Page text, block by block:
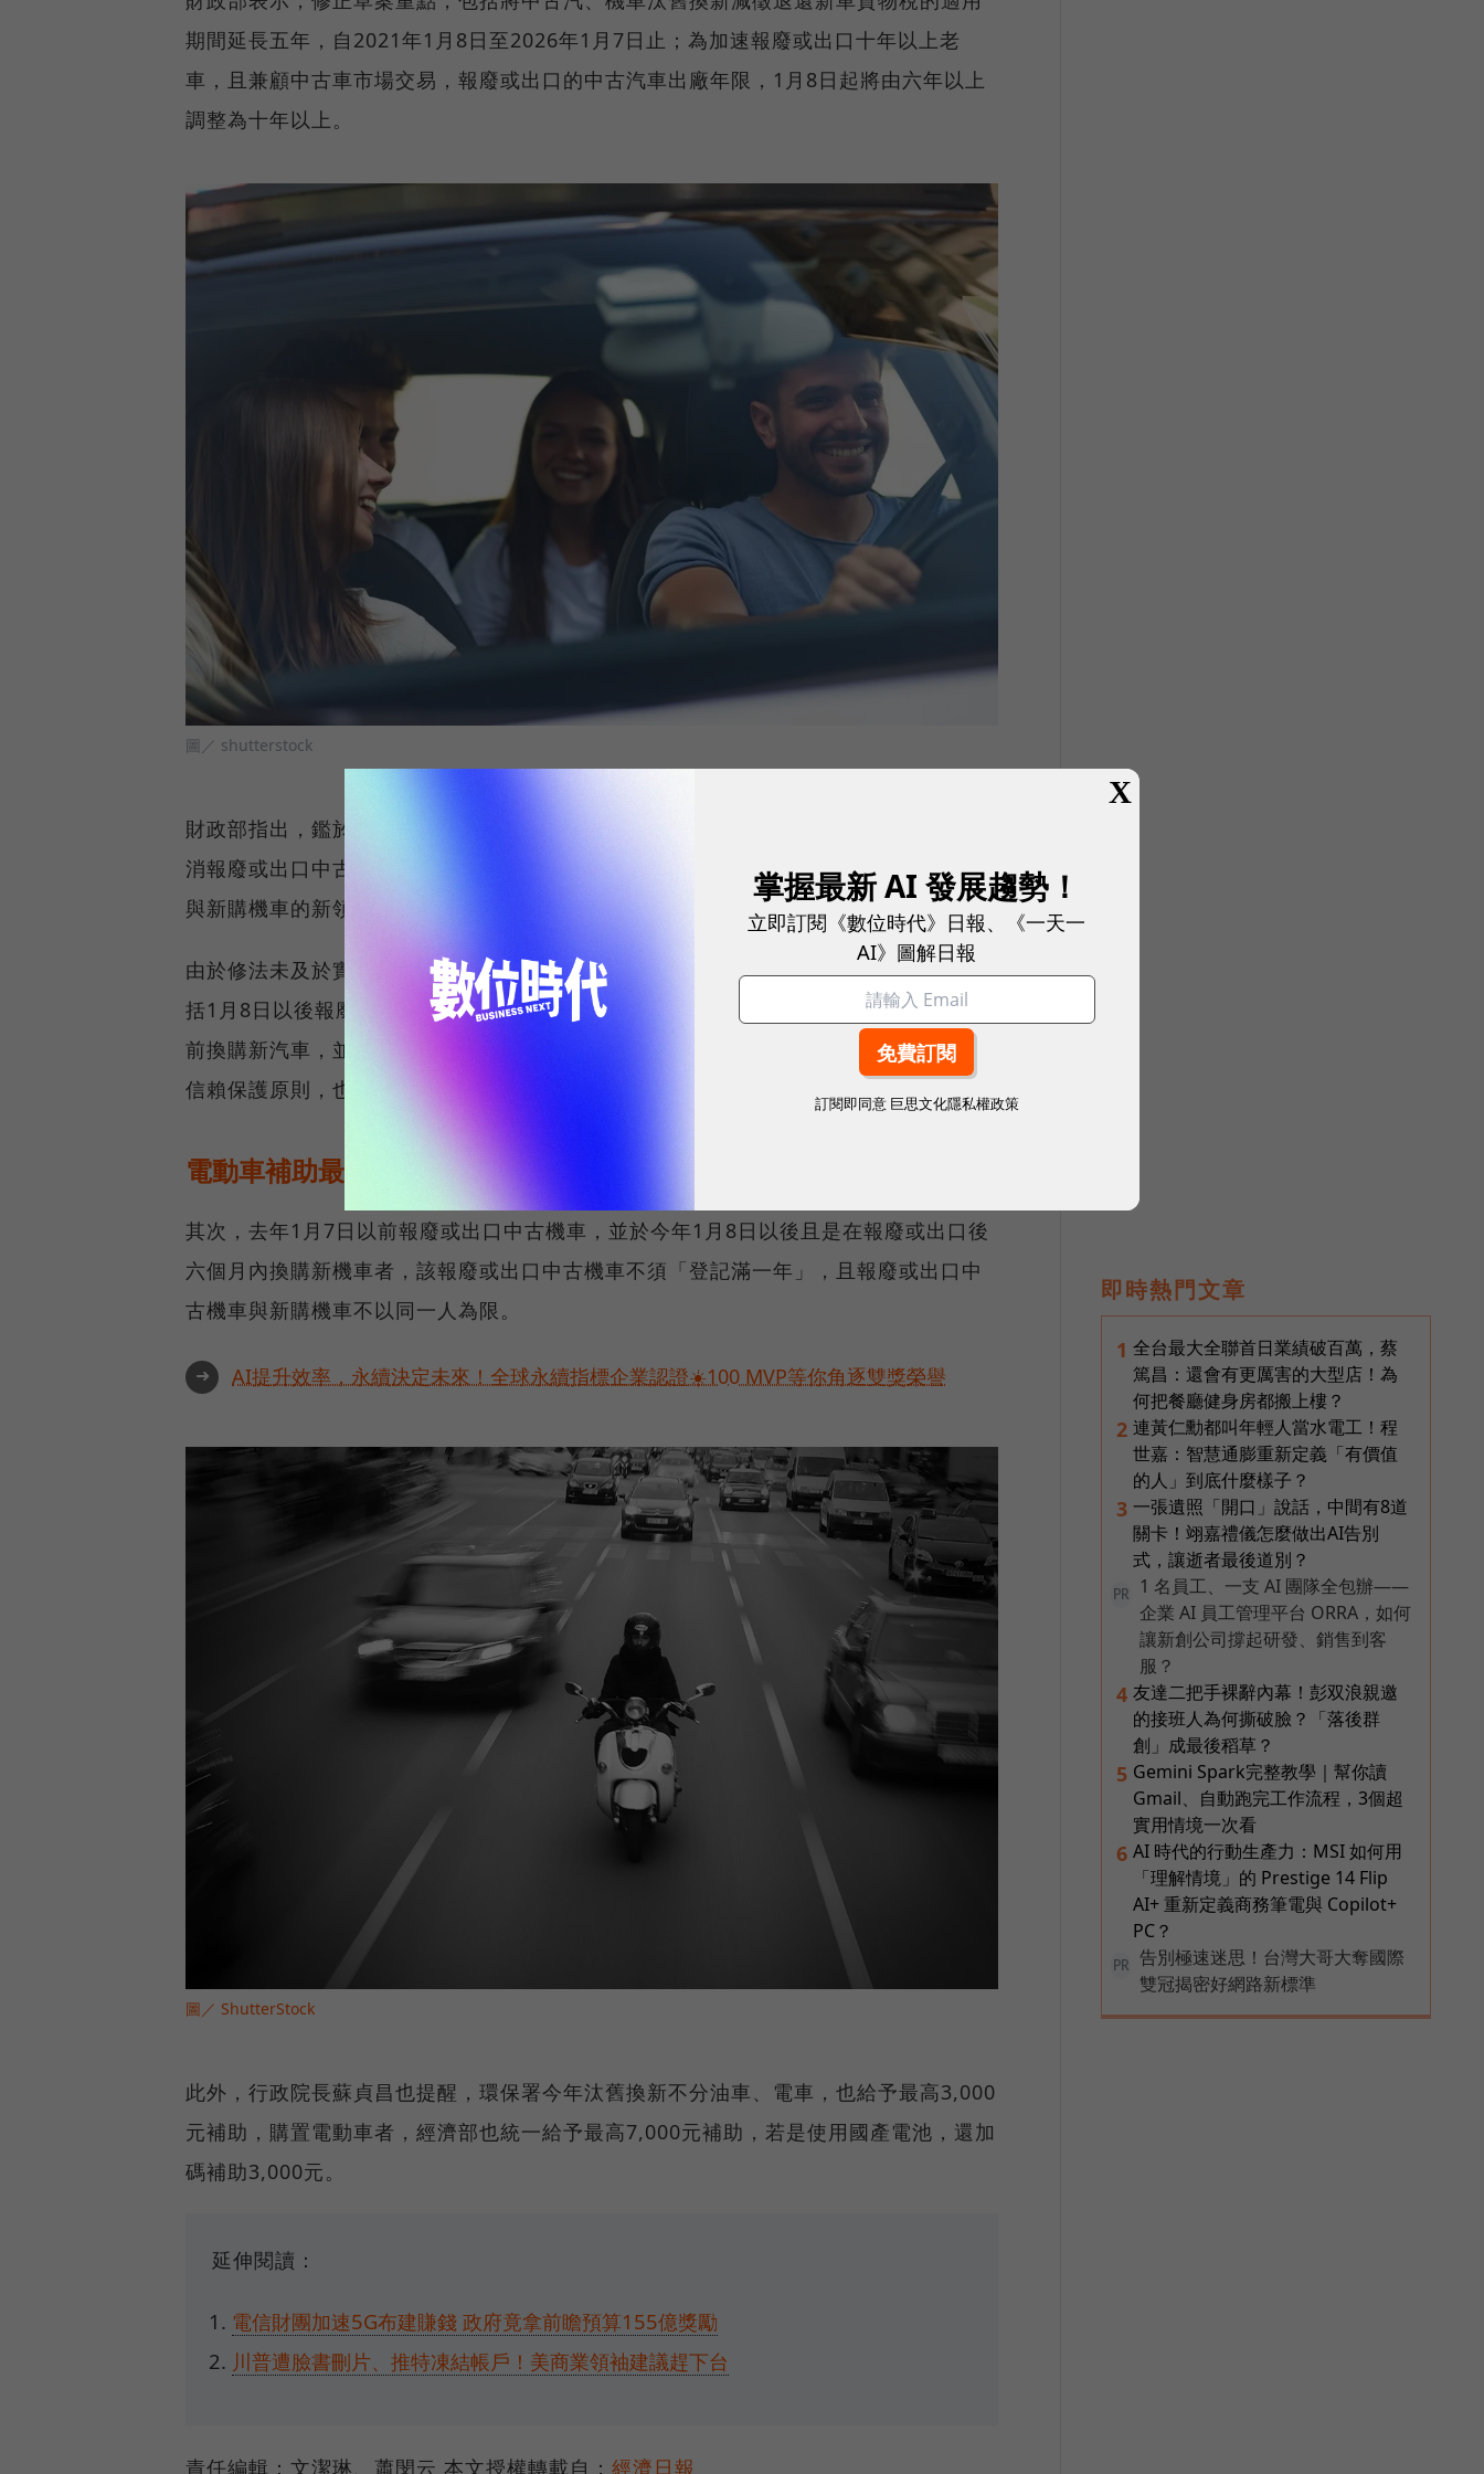
期間延長五年，自2021年1月8日至2026年1月7日止；為加速報廢或出口十年以上老
車，且兼顧中古車市場交易，報廢或出口的中古汽車出廠年限，1月8日起將由六年以上
調整為十年以上。
圖／ shutterstock
財政部指出，鑑於機車屬一般民眾代步工具，為加強鼓勵機車汰舊換新，自1月8日起取
消報廢或出口中古機車應「登記滿一年」限制，並放寬報廢或出口中古機車之車籍登記
與新購機車的新領牌照登記，不以同一人為限。
由於修法未及於實施日前三讀通過，財政部也制定回溯以及過渡期放寬認定的作法，包
括1月8日以後報廢或出口登記滿一年且出廠六年以上的中古汽車，如已於去年1月7日以
前換購新汽車，並符合於報廢或出口前六個月內購買新車及完成新領牌照登記者，基於
信賴保護原則，也得適用減徵退還新汽車貨物稅。
電動車補助最高7千元，使用國產電池加碼3千
其次，去年1月7日以前報廢或出口中古機車，並於今年1月8日以後且是在報廢或出口後
六個月內換購新機車者，該報廢或出口中古機車不須「登記滿一年」，且報廢或出口中
古機車與新購機車不以同一人為限。
➜ AI提升效率，永續決定未來！全球永續指標企業認證☀️100 MVP等你角逐雙獎榮譽
圖／ ShutterStock
此外，行政院長蘇貞昌也提醒，環保署今年汰舊換新不分油車、電車，也給予最高3,000
元補助，購置電動車者，經濟部也統一給予最高7,000元補助，若是使用國產電池，還加
碼補助3,000元。
延伸閱讀：
電信財團加速5G布建賺錢 政府竟拿前瞻預算155億獎勵
川普遭臉書刪片、推特凍結帳戶！美商業領袖建議趕下台
責任編輯：文潔琳、蕭閔云 本文授權轉載自： 經濟日報
即時熱門文章
1 全台最大全聯首日業績破百萬，蔡
篤昌：還會有更厲害的大型店！為
何把餐廳健身房都搬上樓？
2 連黃仁勳都叫年輕人當水電工！程
世嘉：智慧通膨重新定義「有價值
的人」到底什麼樣子？
3 一張遺照「開口」說話，中間有8道
關卡！翊嘉禮儀怎麼做出AI告別
式，讓逝者最後道別？
PR
1 名員工、一支 AI 團隊全包辦——
企業 AI 員工管理平台 ORRA，如何
讓新創公司撐起研發、銷售到客
服？
4 友達二把手裸辭內幕！彭双浪親邀
的接班人為何撕破臉？「落後群
創」成最後稻草？
5 Gemini Spark完整教學｜幫你讀
Gmail、自動跑完工作流程，3個超
實用情境一次看
6 AI 時代的行動生產力：MSI 如何用
「理解情境」的 Prestige 14 Flip
AI+ 重新定義商務筆電與 Copilot+
PC？
PR
告別極速迷思！台灣大哥大奪國際
雙冠揭密好網路新標準
X
掌握最新 AI 發展趨勢！
立即訂閱《數位時代》日報、《一天一
AI》圖解日報
訂閱即同意 巨思文化隱私權政策